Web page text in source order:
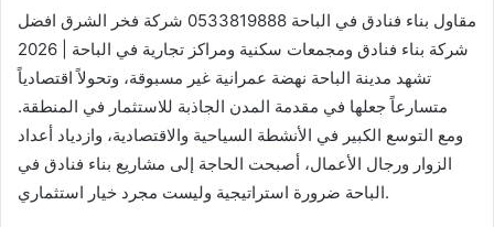
مقاول بناء فنادق في الباحة 0533819888 شركة فخر الشرق افضل
شركة بناء فنادق ومجمعات سكنية ومراكز تجارية في الباحة | 2026
تشهد مدينة الباحة نهضة عمرانية غير مسبوقة، وتحولاً اقتصادياً
متسارعاً جعلها في مقدمة المدن الجاذبة للاستثمار في المنطقة.
ومع التوسع الكبير في الأنشطة السياحية والاقتصادية، وازدياد أعداد
الزوار ورجال الأعمال، أصبحت الحاجة إلى مشاريع بناء فنادق في
الباحة ضرورة استراتيجية وليست مجرد خيار استثماري.